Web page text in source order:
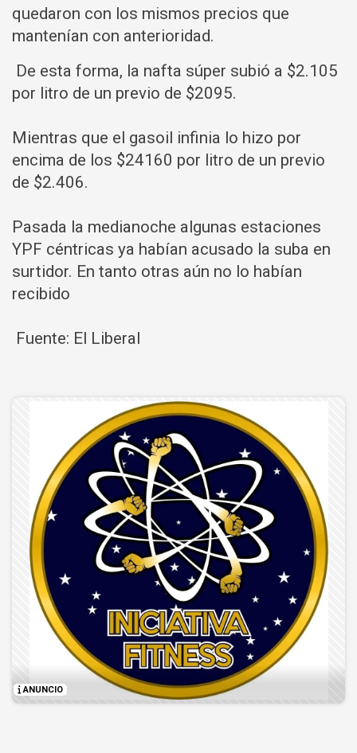
quedaron con los mismos precios que
mantenían con anterioridad.
De esta forma, la nafta súper subió a $2.105
por litro de un previo de $2095.
Mientras que el gasoil infinia lo hizo por
encima de los $24160 por litro de un previo
de $2.406.
Pasada la medianoche algunas estaciones
YPF céntricas ya habían acusado la suba en
surtidor. En tanto otras aún no lo habían
recibido
Fuente: El Liberal
ANUNCIO